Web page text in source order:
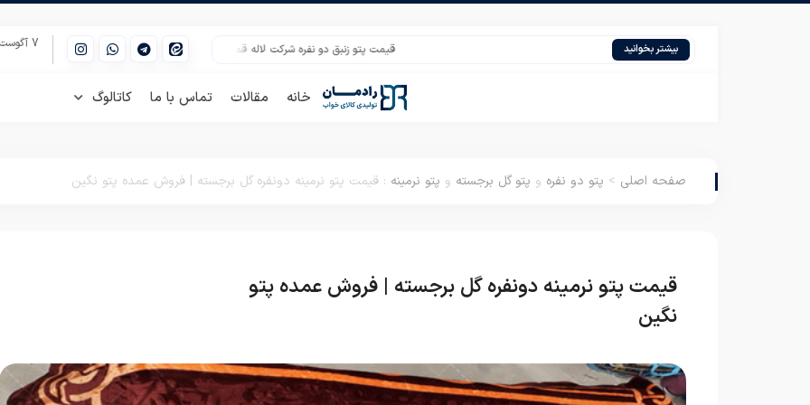
بیشتر بخوانید قیمت پتو زنبق دو نفره شرکت لاله قم پخش روتختی یک نفره چهارتیکه در شیراز پخش7 آگوست 2026
خانه مقالات تماس با ما کاتالوگ
صفحه اصلی > پتو دو نفره و پتو گل برجسته و پتو نرمینه : قیمت پتو نرمینه دونفره گل برجسته | فروش عمده پتو نگین
قیمت پتو نرمینه دونفره گل برجسته | فروش عمده پتو
نگین